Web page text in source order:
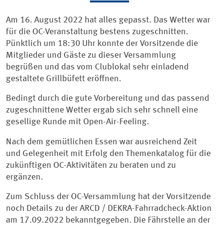
Am 16. August 2022 hat alles gepasst. Das Wetter war
für die OC-Veranstaltung bestens zugeschnitten.
Pünktlich um 18:30 Uhr konnte der Vorsitzende die
Mitglieder und Gäste zu dieser Versammlung
begrüßen und das vom Clublokal sehr einladend
gestaltete Grillbüfett eröffnen.
Bedingt durch die gute Vorbereitung und das passend
zugeschnittene Wetter ergab sich sehr schnell eine
gesellige Runde mit Open-Air-Feeling.
Nach dem gemütlichen Essen war ausreichend Zeit
und Gelegenheit mit Erfolg den Themenkatalog für die
zukünftigen OC-Aktivitäten zu beraten und zu
ergänzen.
Zum Schluss der OC-Versammlung hat der Vorsitzende
noch Details zu der ARCD / DEKRA-Fahrradcheck-Aktion
am 17.09.2022 bekanntgegeben. Die Fährstelle an der